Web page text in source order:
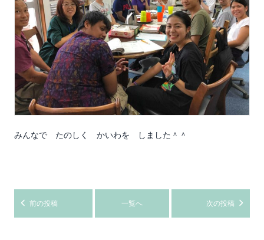
みんなで たのしく かいわを しました＾＾
前の投稿 一覧へ 次の投稿